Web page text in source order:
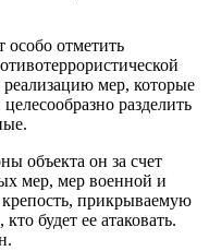
отметить
мер, которые
разделить
объекта он за счет
мер, мер военной и
прикрываемую
будет ее атаковать.